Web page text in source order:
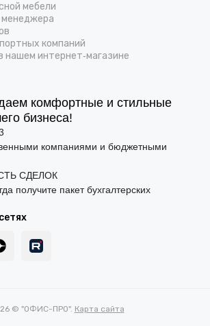
мебели
компаний
нашем интернет‑магазине
комфортные и стильные
бизнеса!
компаниями и бюджетными
СДЕЛОК
получите пакет бухгалтерских
© "ОФИС-ПРО". Карта сайта